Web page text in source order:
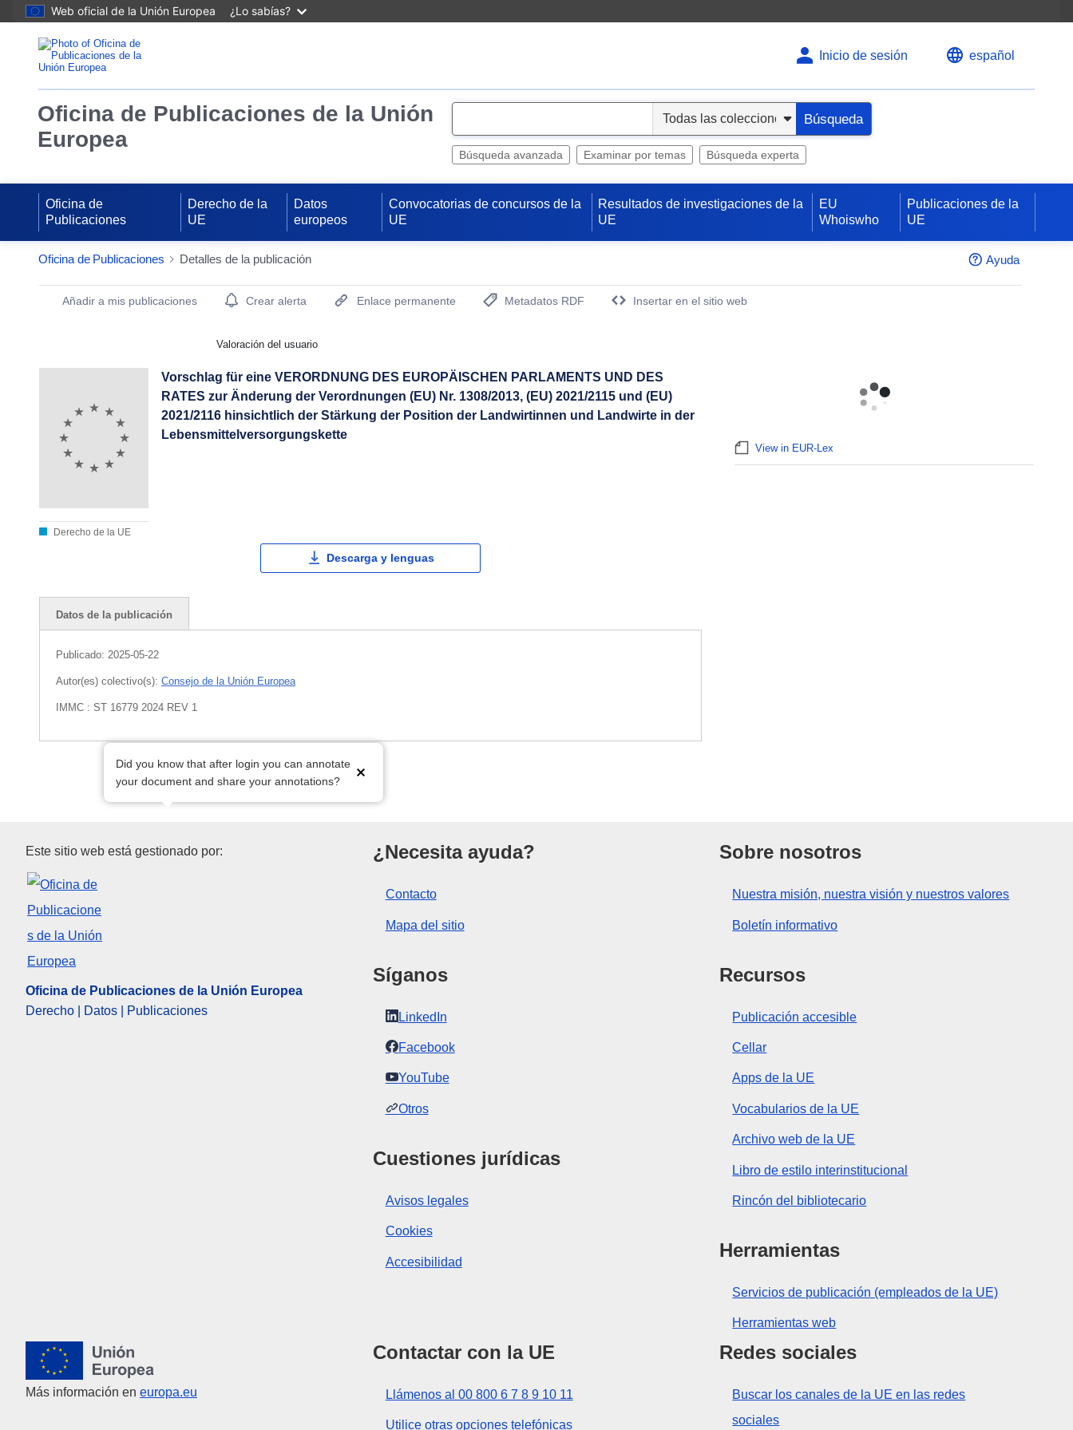
Web oficial de la Unión Europea ¿Lo sabías?
Inicio de sesión español
Oficina de Publicaciones de la Unión
Europea
e
Búsqueda
Búsqueda avanzada Examinar por temas Búsqueda experta
Oficina de
Publicaciones
Derecho de la
UE
Datos
europeos
Convocatorias de concursos de la
UE
Resultados de investigaciones de la
UE
EU
Whoiswho
Publicaciones de la
UE
Oficina de Publicaciones Detalles de la publicación Ayuda
Publication Detail Actions Portlet
Añadir a mis publicaciones Crear alerta Enlace permanente
Metadatos RDF
Insertar en el sitio web
Valoración del usuario
Derecho de la UE
Vorschlag für eine VERORDNUNG DES EUROPÄISCHEN PARLAMENTS UND DES
RATES zur Änderung der Verordnungen (EU) Nr. 1308/2013, (EU) 2021/2115 und (EU)
2021/2116 hinsichtlich der Stärkung der Position der Landwirtinnen und Landwirte in der
Lebensmittelversorgungskette
Descarga y lenguas
Datos de la publicación
Publicado: 2025-05-22
Autor(es) colectivo(s): Consejo de la Unión Europea
IMMC : ST 16779 2024 REV 1
Did you know that after login you can annotate
your document and share your annotations?
View in EUR-Lex
Oficina de Publicaciones de la Unión Europea
Este sitio web está gestionado por:
Oficina de Publicaciones de la Unión Europea
Derecho | Datos | Publicaciones
¿Necesita ayuda?
Contacto
Mapa del sitio
Síganos
LinkedIn
Facebook
YouTube
Otros
Cuestiones jurídicas
Avisos legales
Cookies
Accesibilidad
Sobre nosotros
Nuestra misión, nuestra visión y nuestros valores
Boletín informativo
Recursos
Publicación accesible
Cellar
Apps de la UE
Vocabularios de la UE
Archivo web de la UE
Libro de estilo interinstitucional
Rincón del bibliotecario
Herramientas
Servicios de publicación (empleados de la UE)
Herramientas web
Unión Europea
Más información en europa.eu
Contactar con la UE
Llámenos al 00 800 6 7 8 9 10 11
Utilice otras opciones telefónicas
Redes sociales
Buscar los canales de la UE en las redes
sociales